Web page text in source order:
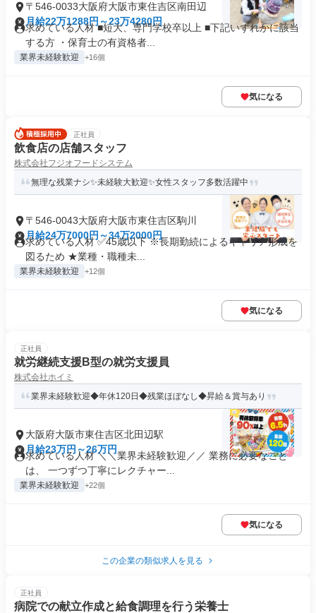
〒546-0033大阪府大阪市東住吉区南田辺
月給22万1288円～23万4280円
求めている人材 ■短大、専門学校卒以上 ■下記いずれかに該当
する方 ・保育士の有資格者...
業界未経験歓迎 +16個
気になる
正社員
飲食店の店舗スタッフ
株式会社フジオフードシステム
無理な残業ナシ✨未経験大歓迎✨女性スタッフ多数活躍中
〒546-0043大阪府大阪市東住吉区駒川
月給24万7000円～34万2000円
求めている人材 ✅45歳以下 ※長期勤続によるキャリア形成を
図るため ★業種・職種未...
業界未経験歓迎 +12個
気になる
正社員
就労継続支援B型の就労支援員
株式会社ホイミ
業界未経験歓迎◆年休120日◆残業ほぼなし◆昇給＆賞与あり
大阪府大阪市東住吉区北田辺駅
月給23万円～26万円
求めている人材 ＼＼業界未経験歓迎／／ 業務に必要なこと
は、 一つずつ丁寧にレクチャー...
業界未経験歓迎 +22個
気になる
この企業の類似求人を見る
正社員
病院での献立作成と給食調理を行う栄養士